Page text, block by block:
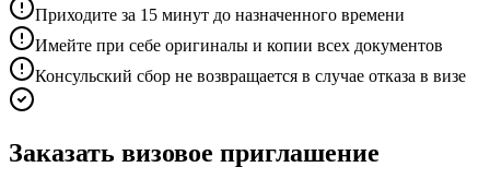
Приходите за 15 минут до назначенного времени
Имейте при себе оригиналы и копии всех документов
Консульский сбор не возвращается в случае отказа в визе
Заказать визовое приглашение